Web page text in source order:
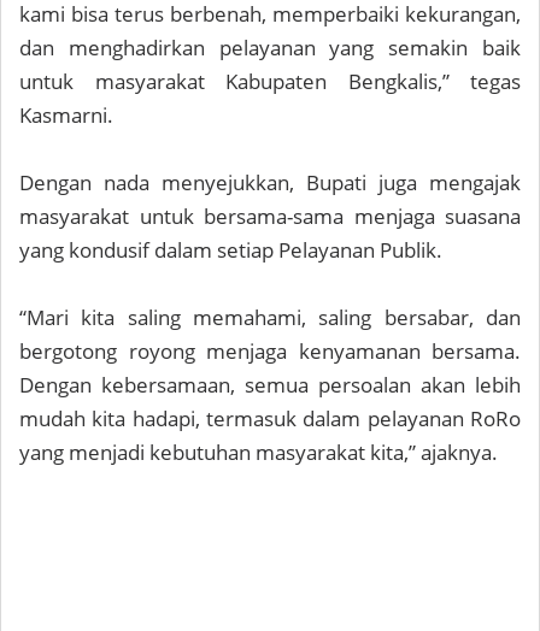
kami bisa terus berbenah, memperbaiki kekurangan,
dan menghadirkan pelayanan yang semakin baik
untuk masyarakat Kabupaten Bengkalis,” tegas
Kasmarni.
Dengan nada menyejukkan, Bupati juga mengajak
masyarakat untuk bersama-sama menjaga suasana
yang kondusif dalam setiap Pelayanan Publik.
“Mari kita saling memahami, saling bersabar, dan
bergotong royong menjaga kenyamanan bersama.
Dengan kebersamaan, semua persoalan akan lebih
mudah kita hadapi, termasuk dalam pelayanan RoRo
yang menjadi kebutuhan masyarakat kita,” ajaknya.